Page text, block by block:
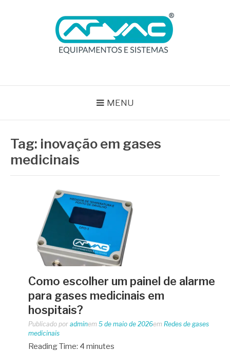
MENU
Tag: inovação em gases
medicinais
Como escolher um painel de alarme
para gases medicinais em
hospitais?
Publicado por adminem 5 de maio de 2026em Redes de gases
medicinais
Reading Time: 4 minutes